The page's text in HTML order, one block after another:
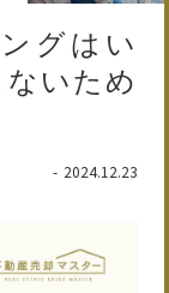
グはい
いため
2024.12.23